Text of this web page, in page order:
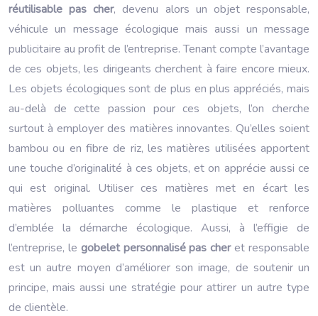
réutilisable pas cher, devenu alors un objet responsable,
véhicule un message écologique mais aussi un message
publicitaire au profit de l’entreprise. Tenant compte l’avantage
de ces objets, les dirigeants cherchent à faire encore mieux.
Les objets écologiques sont de plus en plus appréciés, mais
au-delà de cette passion pour ces objets, l’on cherche
surtout à employer des matières innovantes. Qu’elles soient
bambou ou en fibre de riz, les matières utilisées apportent
une touche d’originalité à ces objets, et on apprécie aussi ce
qui est original. Utiliser ces matières met en écart les
matières polluantes comme le plastique et renforce
d’emblée la démarche écologique. Aussi, à l’effigie de
l’entreprise, le gobelet personnalisé pas cheret responsable
est un autre moyen d’améliorer son image, de soutenir un
principe, mais aussi une stratégie pour attirer un autre type
de clientèle.